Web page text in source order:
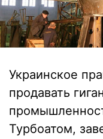
Украинское
продавать
Турбоатом,